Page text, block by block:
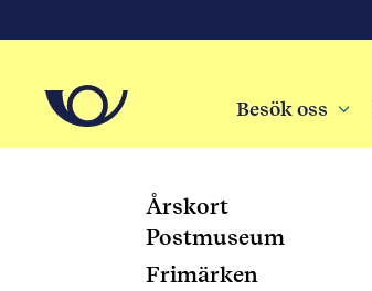
Besök oss 3
Årskort
Postmuseum
Frimärken